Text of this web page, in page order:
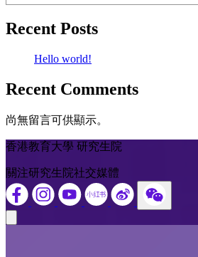
Recent Posts
Hello world!
Recent Comments
尚無留言可供顯示。
香港教育大學 研究生院
關注研究生院社交媒體
Close modal